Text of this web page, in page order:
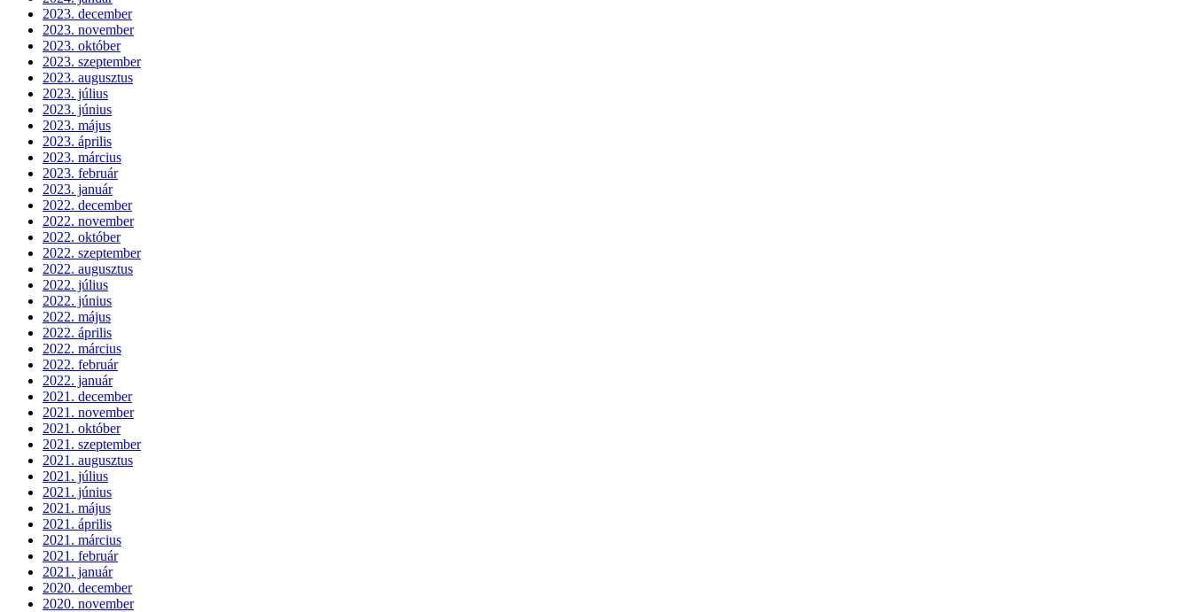
2023. december
2023. november
2023. október
2023. szeptember
2023. augusztus
2023. július
2023. június
2023. május
2023. április
2023. március
2023. február
2023. január
2022. december
2022. november
2022. október
2022. szeptember
2022. augusztus
2022. július
2022. június
2022. május
2022. április
2022. március
2022. február
2022. január
2021. december
2021. november
2021. október
2021. szeptember
2021. augusztus
2021. július
2021. június
2021. május
2021. április
2021. március
2021. február
2021. január
2020. december
2020. november